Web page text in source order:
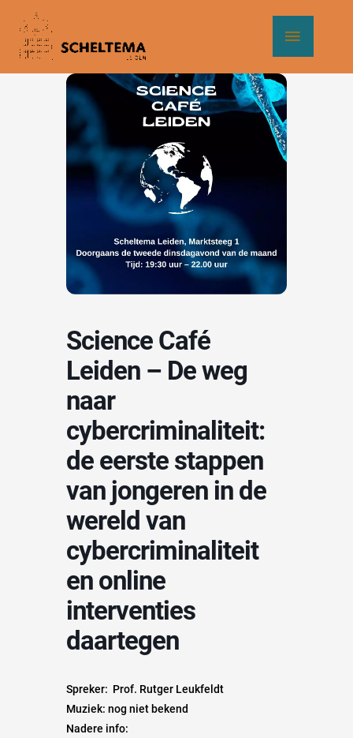
naar
Science Café
Leiden – De weg
naar
cybercriminaliteit:
de eerste stappen
van jongeren in de
wereld van
cybercriminaliteit
en online
interventies
daartegen
Spreker: Prof. Rutger Leukfeldt
Muziek: nog niet bekend
Nadere info: